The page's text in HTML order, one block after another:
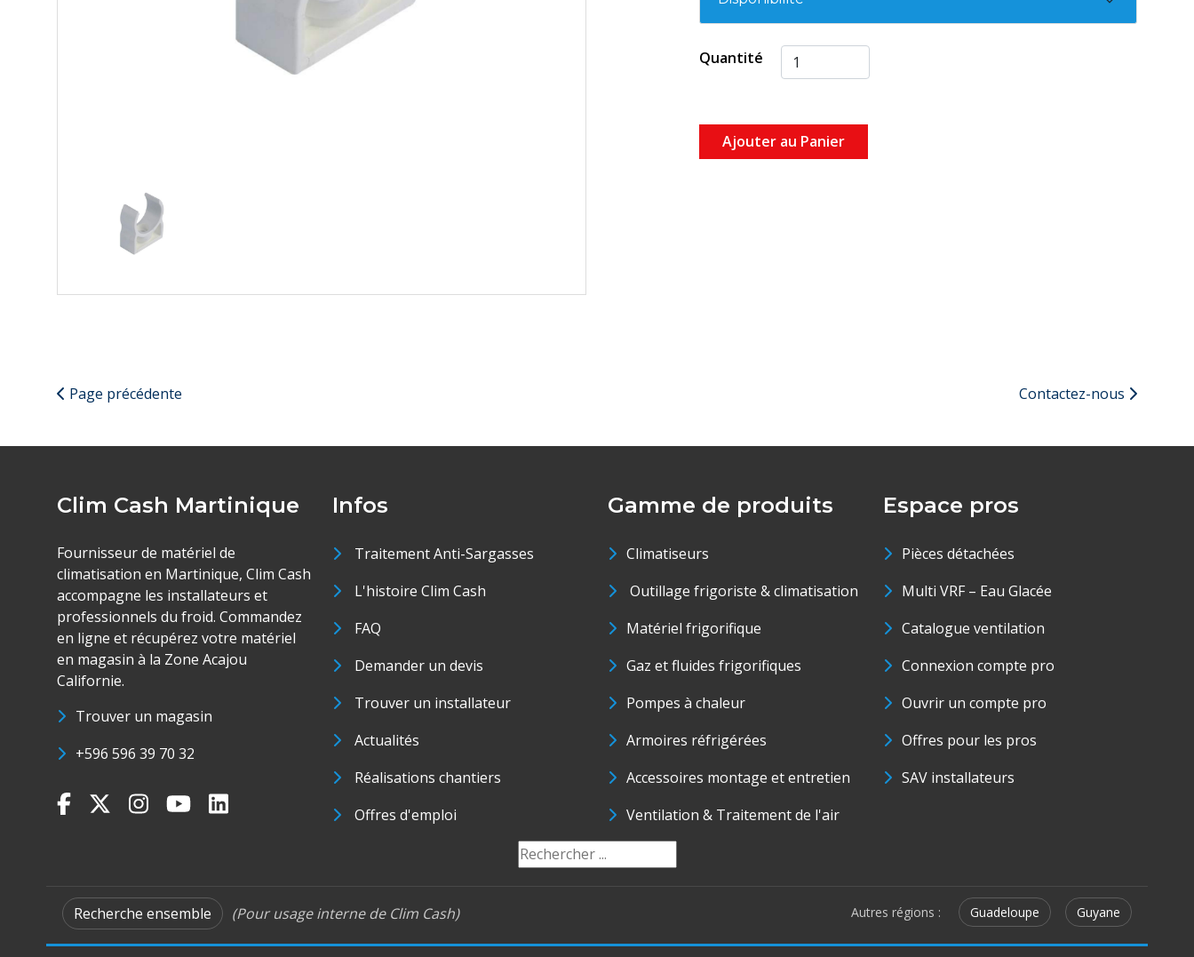
Quantité
Ajouter au Panier
Page précédente Contactez-nous
Clim Cash Martinique
Fournisseur de matériel de
climatisation en Martinique, Clim Cash
accompagne les installateurs et
professionnels du froid. Commandez
en ligne et récupérez votre matériel
en magasin à la Zone Acajou
Californie.
Trouver un magasin
+596 596 39 70 32
Infos
Traitement Anti-Sargasses
L'histoire Clim Cash
FAQ
Demander un devis
Trouver un installateur
Actualités
Réalisations chantiers
Offres d'emploi
Gamme de produits
Climatiseurs
Outillage frigoriste & climatisation
Matériel frigorifique
Gaz et fluides frigorifiques
Pompes à chaleur
Armoires réfrigérées
Accessoires montage et entretien
Ventilation & Traitement de l'air
Espace pros
Pièces détachées
Multi VRF – Eau Glacée
Catalogue ventilation
Connexion compte pro
Ouvrir un compte pro
Offres pour les pros
SAV installateurs
Recherche ensemble (Pour usage interne de Clim Cash) Autres régions : Guadeloupe Guyane